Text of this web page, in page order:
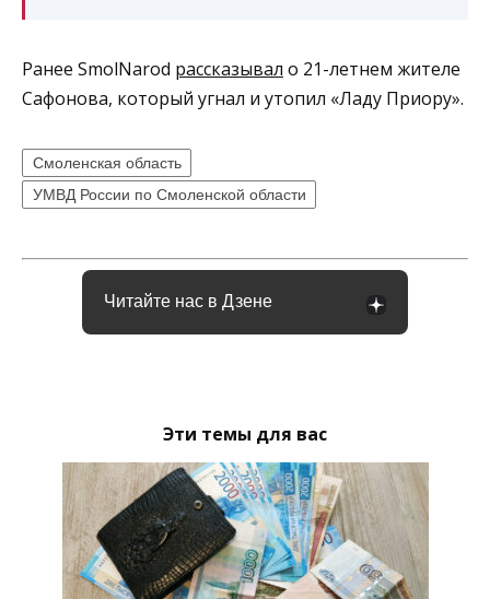
Ранее SmolNarod рассказывал о 21-летнем жителе
Сафонова, который угнал и утопил «Ладу Приору».
Смоленская область
УМВД России по Смоленской области
Читайте нас в Дзене
Эти темы для вас